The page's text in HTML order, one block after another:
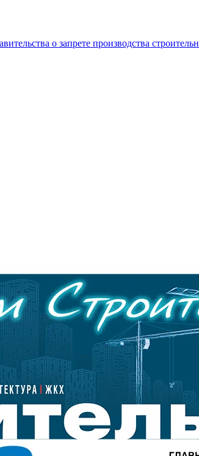
о запрете производства